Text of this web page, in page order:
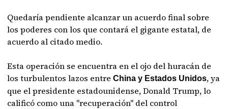
Quedaría pendiente alcanzar un acuerdo final sobre
los poderes con los que contará el gigante estatal, de
acuerdo al citado medio.
Esta operación se encuentra en el ojo del huracán de
los turbulentos lazos entreChina y Estados Unidos, ya
que el presidente estadounidense, Donald Trump, lo
calificó como una "recuperación" del control